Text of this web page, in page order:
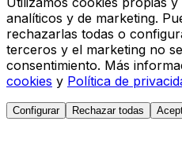
analíticos y de marketing.
rechazarlas todas o
terceros y el marketing no
consentimiento. Más
cookies y Política de
Configurar Rechazar todas